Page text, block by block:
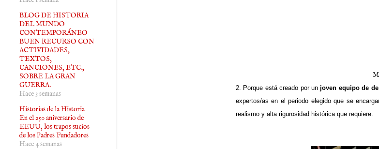
2. Porque está creado por un joven equipo de
expertos/as en el periodo elegido que se
realismo y alta rigurosidad histórica que requiere.
BLOG DE HISTORIA
DEL MUNDO
CONTEMPORÁNEO
BUEN RECURSO CON
ACTIVIDADES,
TEXTOS,
CANCIONES, ETC.,
SOBRE LA GRAN
GUERRA.
Hace 3 semanas
Historias de la Historia
En el 250 aniversario de
EEUU, los trapos sucios
de los Padres Fundadores
Hace 4 semanas